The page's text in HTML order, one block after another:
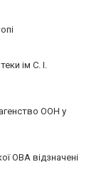
ім С. І.
ООН у
ОВА відзначені